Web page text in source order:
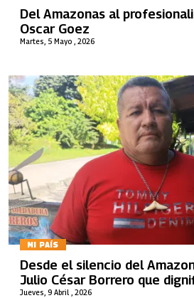
Martes, 5 Mayo , 2026
Del Amazonas al
Oscar Goez
MI PAÍS
Jueves, 9 Abril , 2026
Desde el silencio del
Julio César Borrero que